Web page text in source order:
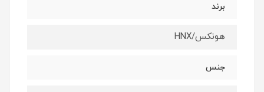
برند
هونکس/HNX
جنس